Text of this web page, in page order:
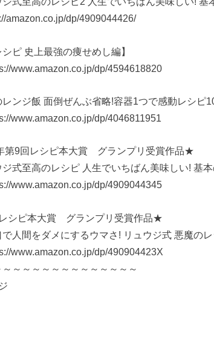
dp/4909044426/
シピ 史上最強の痩せめし編】
www.amazon.co.jp/dp/4594618820
レンジ飯 面倒ぜんぶ省略!容器1つで感動レシピ
www.amazon.co.jp/dp/4046811951
第9回レシピ本大賞 グランプリ受賞作品★
ジ式至高のレシピ 人生でいちばん美味しい! 基本
www.amazon.co.jp/dp/4909044345
シピ本大賞 グランプリ受賞作品★
で人間をダメにするウマさ! リュウジ式 悪魔のレ
www.amazon.co.jp/dp/490904423X
～～～～～～～～～～～～～～